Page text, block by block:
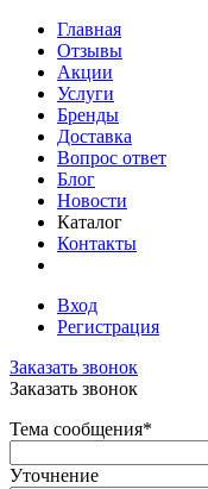
Главная
Отзывы
Акции
Услуги
Бренды
Доставка
Вопрос ответ
Блог
Новости
Каталог
Контакты
Вход
Регистрация
Заказать звонок
Заказать звонок
Тема сообщения*
Уточнение